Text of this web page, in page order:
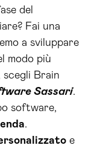
del
Fai una
a sviluppare
modo più
scegli Brain
Sassari.
software,
.
e